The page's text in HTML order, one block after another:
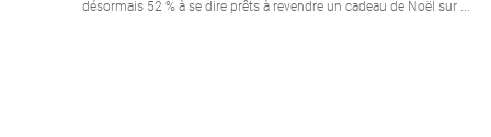
désormais 52 % à se dire prêts à revendre un cadeau de Noël sur ...